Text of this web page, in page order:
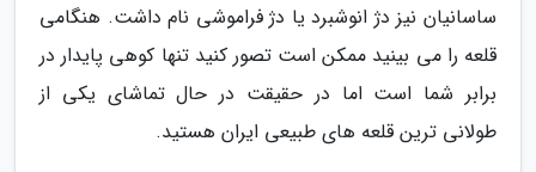
ساسانیان نیز دژ انوشبرد یا دژ فراموشی نام داشت. هنگامی
قلعه را می بینید ممکن است تصور کنید تنها کوهی پایدار در
برابر شما است اما در حقیقت در حال تماشای یکی از
طولانی ترین قلعه های طبیعی ایران هستید.